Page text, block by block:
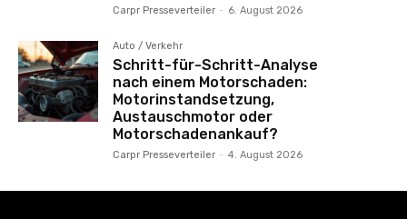
Carpr Presseverteiler - 6. August 2026
Auto / Verkehr
Schritt-für-Schritt-Analyse
nach einem Motorschaden:
Motorinstandsetzung,
Austauschmotor oder
Motorschadenankauf?
Carpr Presseverteiler - 4. August 2026